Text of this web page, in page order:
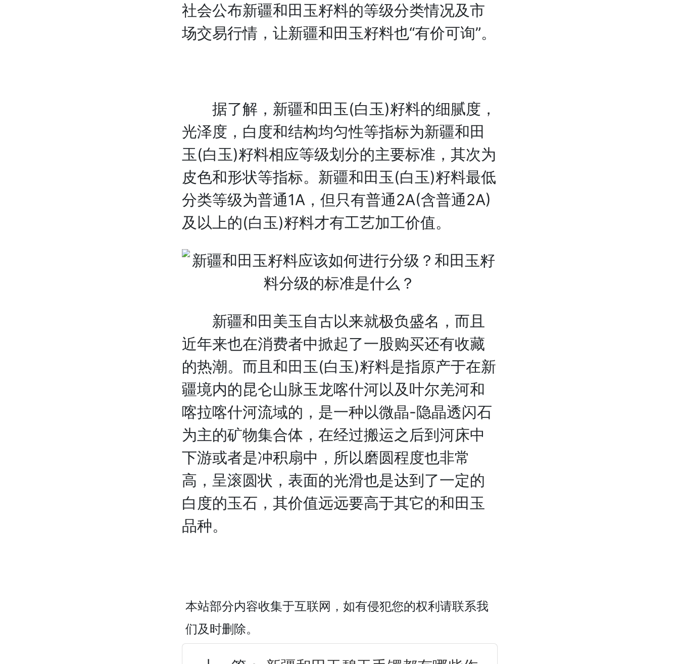
社会公布新疆和田玉籽料的等级分类情况及市
场交易行情，让新疆和田玉籽料也“有价可询”。
据了解，新疆和田玉(白玉)籽料的细腻度，
光泽度，白度和结构均匀性等指标为新疆和田
玉(白玉)籽料相应等级划分的主要标准，其次为
皮色和形状等指标。新疆和田玉(白玉)籽料最低
分类等级为普通1A，但只有普通2A(含普通2A)
及以上的(白玉)籽料才有工艺加工价值。
新疆和田美玉自古以来就极负盛名，而且
近年来也在消费者中掀起了一股购买还有收藏
的热潮。而且和田玉(白玉)籽料是指原产于在新
疆境内的昆仑山脉玉龙喀什河以及叶尔羌河和
喀拉喀什河流域的，是一种以微晶-隐晶透闪石
为主的矿物集合体，在经过搬运之后到河床中
下游或者是冲积扇中，所以磨圆程度也非常
高，呈滚圆状，表面的光滑也是达到了一定的
白度的玉石，其价值远远要高于其它的和田玉
品种。
本站部分内容收集于互联网，如有侵犯您的权利请联系我
们及时删除。